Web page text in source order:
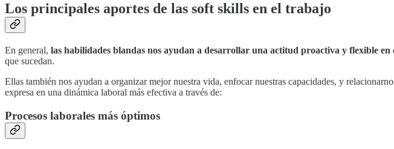
Los principales aportes de las soft skills en el trabajo
En general, las habilidades blandas nos ayudan a desarrollar una actitud proactiva y flexible en
que sucedan.
Ellas también nos ayudan a organizar mejor nuestra vida, enfocar nuestras capacidades, y
expresa en una dinámica laboral más efectiva a través de:
Procesos laborales más óptimos